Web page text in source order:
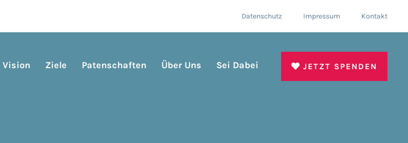
Datenschutz Impressum Kontakt
Vision Ziele Patenschaften Über Uns Sei Dabei JETZT SPENDEN